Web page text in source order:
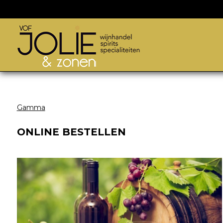
Gamma
ONLINE BESTELLEN